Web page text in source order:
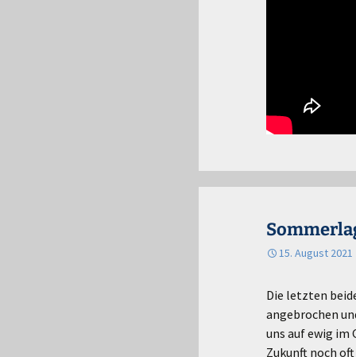
15. August 2021
Die letzten
angebrochen
uns auf ewig im
Zukunft noch